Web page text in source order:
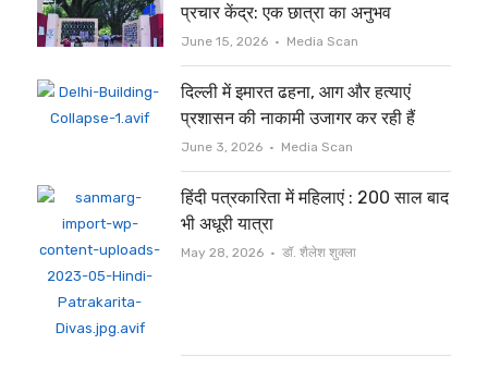
प्रचार केंद्र: एक छात्रा का अनुभव
June 15, 2026 Author
Media Scan
दिल्ली में इमारत ढहना, आग और हत्याएं
प्रशासन की नाकामी उजागर कर रही हैं
June 3, 2026 Author
Media Scan
हिंदी पत्रकारिता में महिलाएं : 200 साल बाद
भी अधूरी यात्रा
May 28, 2026 Author
डॉ. शैलेश शुक्ला